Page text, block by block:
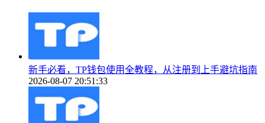
新手必看，TP钱包使用全教程，从注册到上手避坑指南
2026-08-07 20:51:33